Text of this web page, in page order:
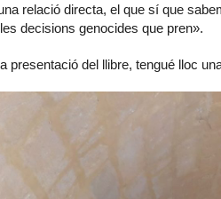
relació directa, el que sí que
decisions genocides que pren».
presentació del llibre, tengué lloc